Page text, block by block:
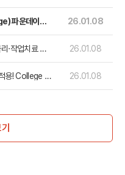
파운데이션·
26.01.08
·작업치료 요
26.01.08
용! College 패
26.01.08